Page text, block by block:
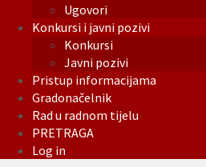
Ugovori
Konkursi i javni pozivi
Konkursi
Javni pozivi
Pristup informacijama
Gradonačelnik
Rad u radnom tijelu
PRETRAGA
Log in